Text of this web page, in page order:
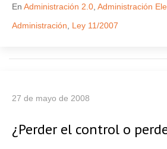
En Administración 2.0 Administración
Administración
Ley 11/2007
27 de mayo de 2008
¿Perder el control o